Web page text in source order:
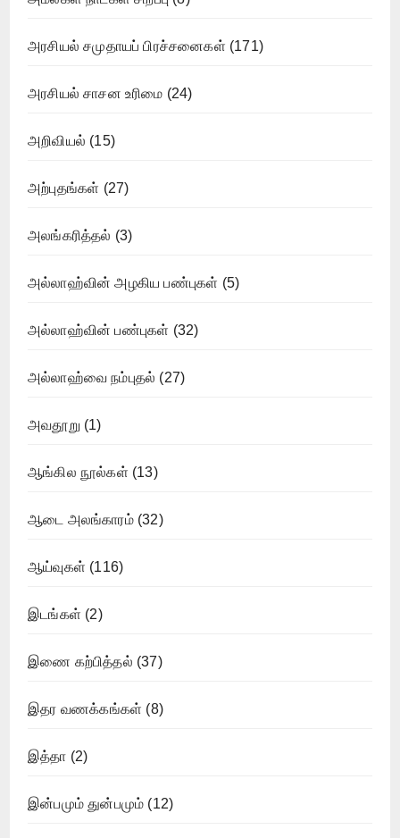
அரசியல் சமுதாயப் பிரச்சனைகள் (171)
அரசியல் சாசன உரிமை (24)
அறிவியல் (15)
அற்புதங்கள் (27)
அலங்கரித்தல் (3)
அல்லாஹ்வின் அழகிய பண்புகள் (5)
அல்லாஹ்வின் பண்புகள் (32)
அல்லாஹ்வை நம்புதல் (27)
அவதூறு (1)
ஆங்கில நூல்கள் (13)
ஆடை அலங்காரம்(32)
ஆய்வுகள் (116)
இடங்கள் (2)
இணை கற்பித்தல் (37)
இதர வணக்கங்கள் (8)
இத்தா (2)
இன்பமும் துன்பமும் (12)